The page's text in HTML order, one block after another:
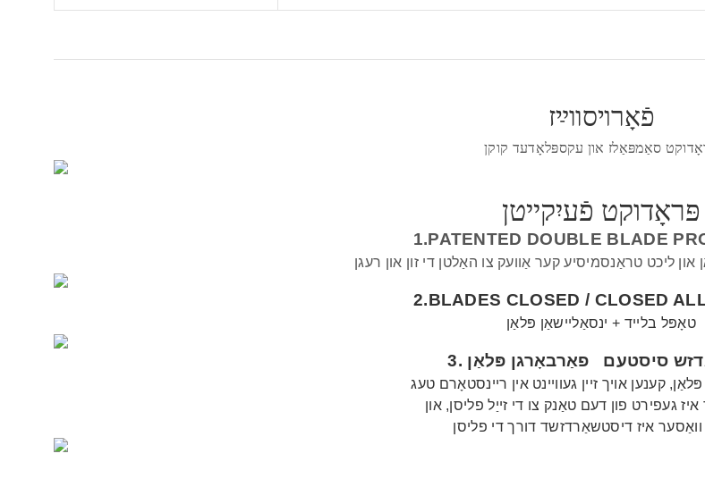
פֿאָרױסװײַז
סאַמפּאַלז און עקספּלאָדעד קוקן
פּראָדוקט פֿעיִקייטן
1.PATENTED DOUBLE BLADE
און ליכט טראַנסמיסיע קער אַוועק צו האַלטן די זון און רעגן
2.BLADES CLOSED / CLOSED
טאָפּל בלייד + ינסאַליישאַן פּלאַן
3. סיסטעם פאַרבאָרגן פּלאַן
איז געפירט פון דעם טאַנק צו די זייַל פליסן, און
וואַסער איז דיסטשאַרדזשד דורך די פליסן